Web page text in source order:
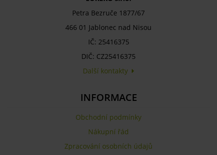
Petra Bezruče 1877/67
466 01 Jablonec nad Nisou
IČ: 25416375
DIČ: CZ25416375
Další kontakty
INFORMACE
Obchodní podmínky
Nákupní řád
Zpracování osobních údajů